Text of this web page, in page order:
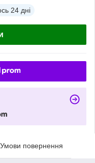
24 дні
Умови повернення